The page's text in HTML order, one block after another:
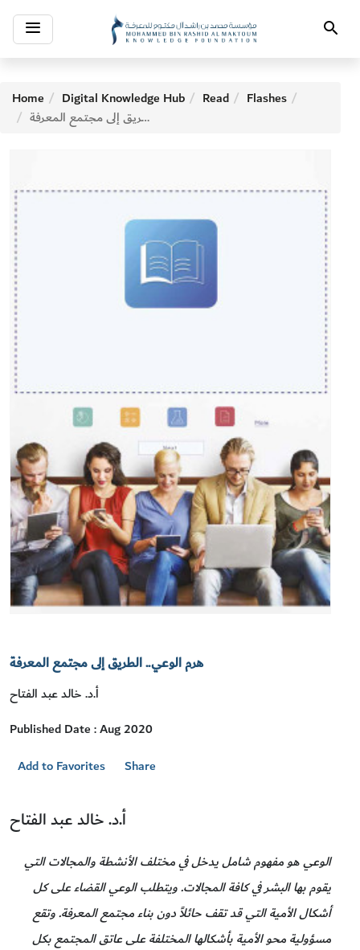
Toggle
navigation Search
Home Digital Knowledge Hub Read
Flashes
هرم الوعي.. الطريق إلى مجتمع المعرفة
هرم الوعي.. الطريق إلى مجتمع المعرفة
أ.د. خالد عبد الفتاح
Published Date : Aug 2020
Add to Favorites
Share
أ.د. خالد عبد الفتاح
الوعي هو مفهوم شامل يدخل في مختلف الأنشطة والمجالات التي
يقوم بها البشر في كافة المجالات. ويتطلب الوعي القضاء على كل
أشكال الأمية التي قد تقف حائلاً دون بناء مجتمع المعرفة. وتقع
مسؤولية محو الأمية بأشكالها المختلفة على عاتق المجتمع بكل